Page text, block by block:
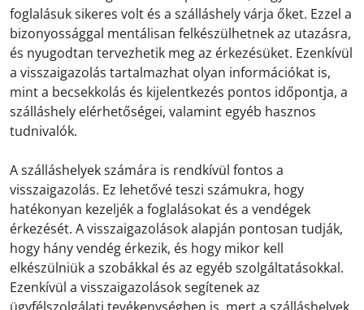
foglalásuk sikeres volt és a szálláshely várja őket. Ezzel a
bizonyossággal mentálisan felkészülhetnek az utazásra,
és nyugodtan tervezhetik meg az érkezésüket. Ezenkívül
a visszaigazolás tartalmazhat olyan információkat is,
mint a becsekkolás és kijelentkezés pontos időpontja, a
szálláshely elérhetőségei, valamint egyéb hasznos
tudnivalók.
A szálláshelyek számára is rendkívül fontos a
visszaigazolás. Ez lehetővé teszi számukra, hogy
hatékonyan kezeljék a foglalásokat és a vendégek
érkezését. A visszaigazolások alapján pontosan tudják,
hogy hány vendég érkezik, és hogy mikor kell
elkészülniük a szobákkal és az egyéb szolgáltatásokkal.
Ezenkívül a visszaigazolások segítenek az